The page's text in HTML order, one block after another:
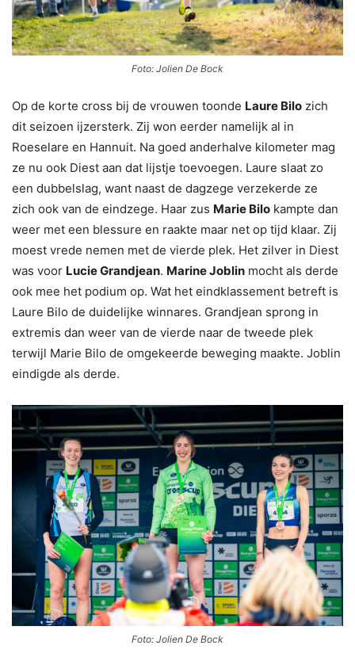
Foto: Jolien De Bock
Op de korte cross bij de vrouwen toonde Laure Bilo zich
dit seizoen ijzersterk. Zij won eerder namelijk al in
Roeselare en Hannuit. Na goed anderhalve kilometer mag
ze nu ook Diest aan dat lijstje toevoegen. Laure slaat zo
een dubbelslag, want naast de dagzege verzekerde ze
zich ook van de eindzege. Haar zus Marie Bilo kampte dan
weer met een blessure en raakte maar net op tijd klaar. Zij
moest vrede nemen met de vierde plek. Het zilver in Diest
was voor Lucie Grandjean. Marine Joblin mocht als derde
ook mee het podium op. Wat het eindklassement betreft is
Laure Bilo de duidelijke winnares. Grandjean sprong in
extremis dan weer van de vierde naar de tweede plek
terwijl Marie Bilo de omgekeerde beweging maakte. Joblin
eindigde als derde.
Foto: Jolien De Bock